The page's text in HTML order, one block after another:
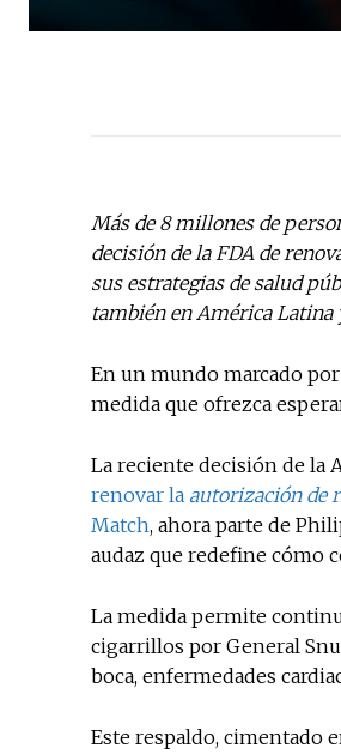
Más de 8 millones de
decisión de la FDA de
sus estrategias de salud
también en América Latina
En un mundo marcado
medida que ofrezca
La reciente decisión de la
renovar la autorización de
Match, ahora parte de
audaz que redefine cómo
La medida permite
cigarrillos por General
boca, enfermedades
Este respaldo, cimentado